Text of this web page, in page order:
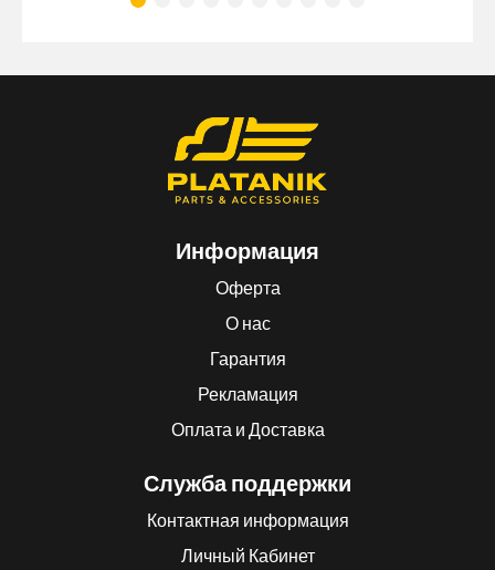
Информация
Оферта
О нас
Гарантия
Рекламация
Оплата и Доставка
Служба поддержки
Контактная информация
Личный Кабинет